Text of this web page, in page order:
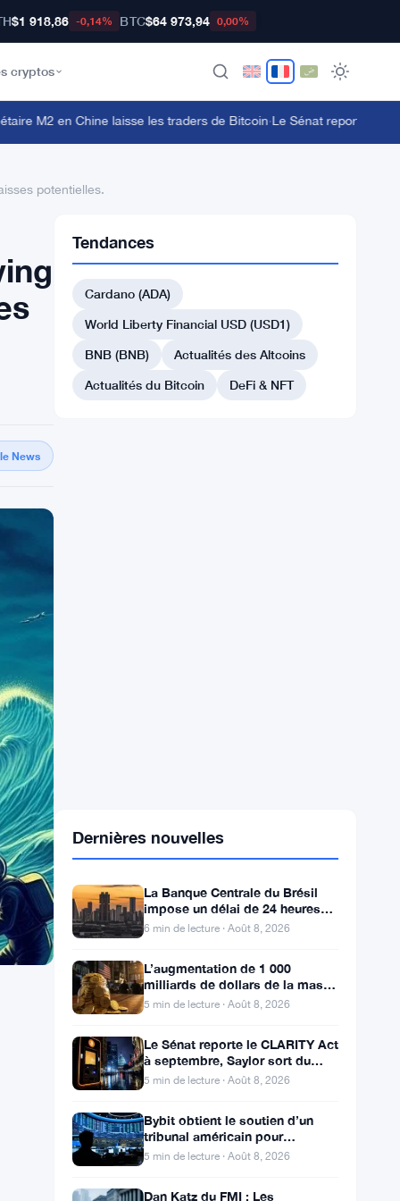
$1 918,86 -0,14% BTC$64 973,94 0,00%
cryptos
M2 en Chine laisse les traders de Bitcoin·Le Sénat reporte le
potentielles.
News
Tendances
Cardano (ADA)
World Liberty Financial USD (USD1)
BNB (BNB)
Actualités des Altcoins
Actualités du Bitcoin
DeFi & NFT
La Banque Centrale du Brésil
sur les transferts crypto de plus
de 10 000 $
6 min de lecture · Août 8, 2026
L’augmentation de 1 000
monétaire M2 en Chine laisse
5 min de lecture · Août 8, 2026